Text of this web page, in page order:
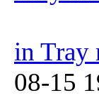
in Tray
08-15